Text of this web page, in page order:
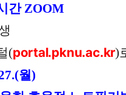
간 ZOOM
(portal.pknu.ac.kr)
월)